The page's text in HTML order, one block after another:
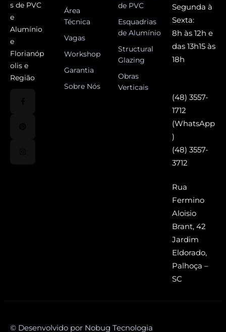
s de PVC
e
Alumínio
e
Florianóp
olis e
Região
Área
Técnica
Vagas
Workshop
Garantia
Sobre Nós
de PVC
Esquadrias
de Alumínio
Structural
Glazing
Obras
Verticais
Segunda à
Sexta:
8h às 12h e
das 13h15 às
18h
(48) 3557-
1712
(WhatsApp
)
(48) 3557-
3712
Rua
Fermino
Aloisio
Brant, 42
Jardim
Eldorado,
Palhoça –
SC
© Desenvolvido por Nobug Tecnologia